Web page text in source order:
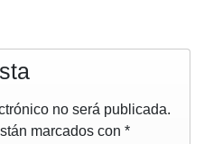
no será publicada.
marcados con *